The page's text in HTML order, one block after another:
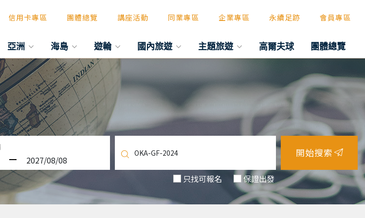
信用卡專區 團體總覽 講座活動 同業專區 企業專區 永續足跡 會員專區
亞洲 海島 遊輪 國內旅遊 主題旅遊 高爾夫球 團體總覽
只找可報名 保證出發
開始搜索